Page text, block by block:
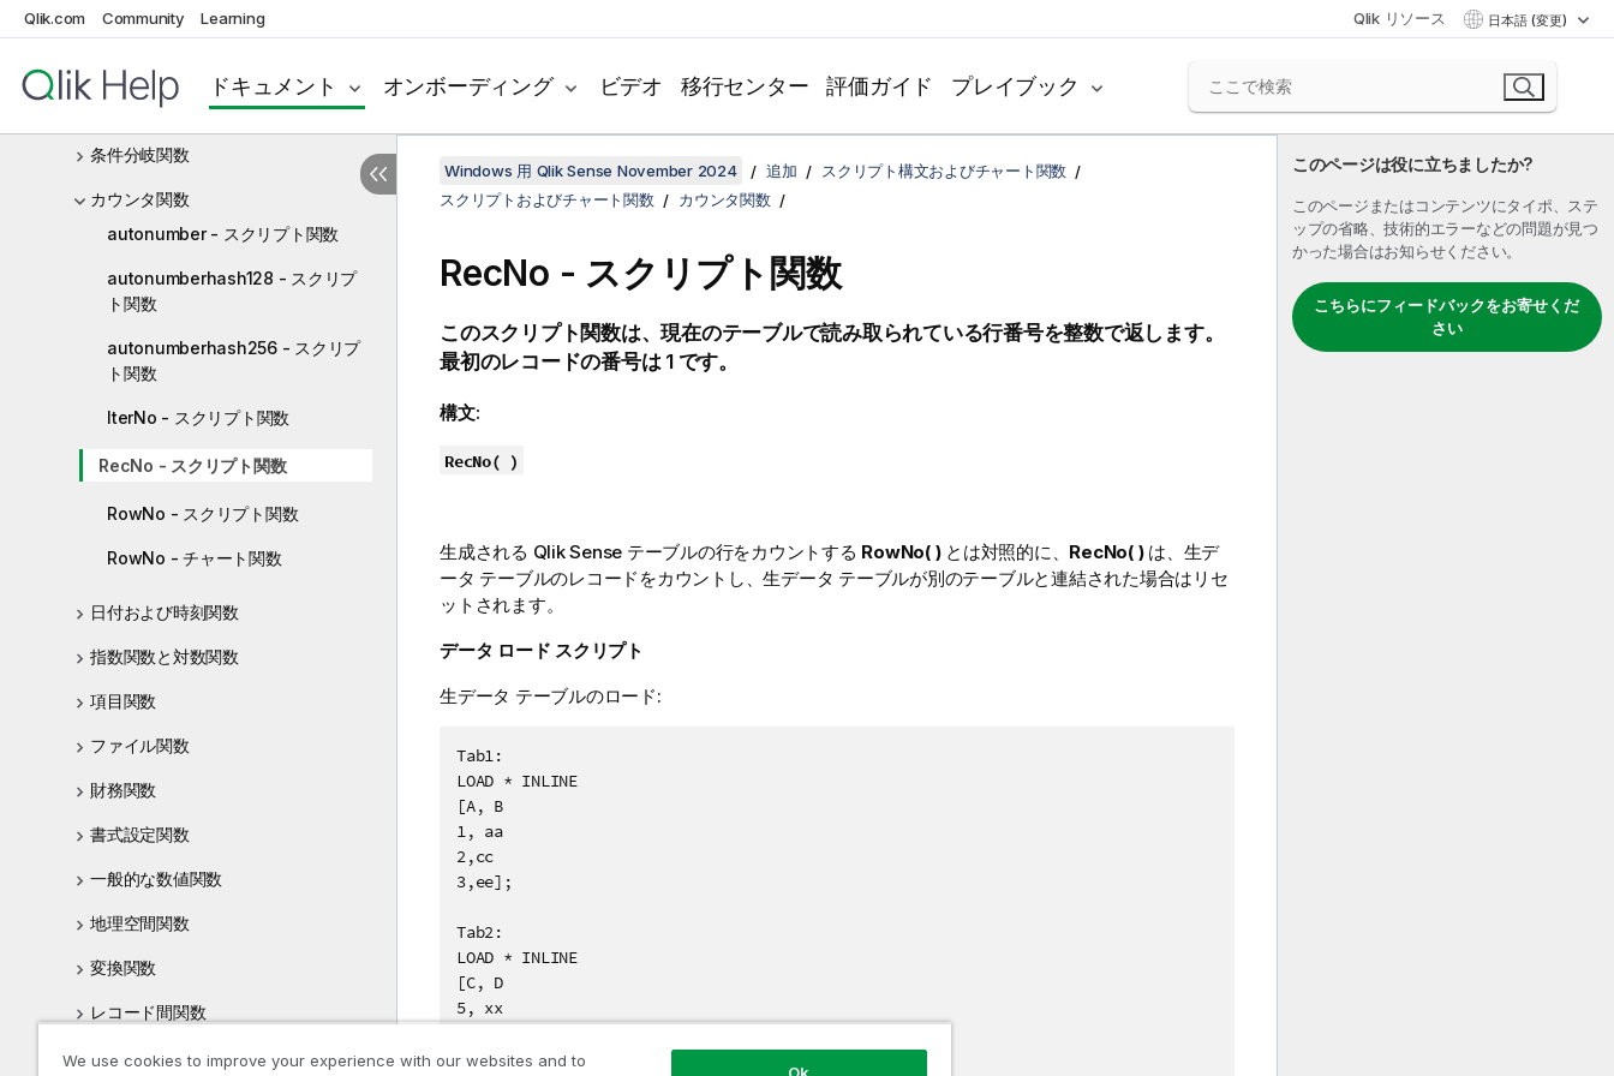
Qlik.com Community Learning Qlik リソース 日本語 (変更)
ドキュメント オンボーディング ビデオ 移行センター 評価ガイド プレイブック
集計関数
Aggr - チャート関数
カラー関数
条件分岐関数
カウンタ関数
autonumber - スクリプト関数
autonumberhash128 - スクリプ
ト関数
autonumberhash256 - スクリプ
ト関数
IterNo - スクリプト関数
RecNo - スクリプト関数
RowNo - スクリプト関数
RowNo - チャート関数
日付および時刻関数
指数関数と対数関数
項目関数
ファイル関数
財務関数
書式設定関数
一般的な数値関数
地理空間関数
変換関数
レコード間関数
論理関数
このページは役に立ちましたか?
このページまたはコンテンツにタイポ、ステ
ップの省略、技術的エラーなどの問題が見つ
かった場合はお知らせください。
こちらにフィードバックをお寄せくだ
さい
Windows 用 Qlik Sense November 2024 追加
スクリプト構文およびチャート関数
スクリプトおよびチャート関数
カウンタ関数
RecNo - スクリプト関数
このスクリプト関数は、現在のテーブルで読み取られている行番号を整数で返します。
最初のレコードの番号は 1 です。
構文:
RecNo( )
生成される Qlik Sense テーブルの行をカウントする RowNo( )とは対照的に、 RecNo( )は、生デ
ータ テーブルのレコードをカウントし、生データ テーブルが別のテーブルと連結された場合はリセ
ットされます。
データ ロード スクリプト
生データ テーブルのロード:
Tab1:
LOAD * INLINE
[A, B
1, aa
2,cc
3,ee];
Tab2:
LOAD * INLINE
[C, D
5, xx
6,zz];
We use cookies to improve your experience with our websites and to